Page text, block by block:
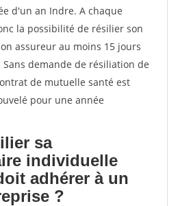
d'un an Indre. A chaque
la possibilité de résilier son
assureur au moins 15 jours
demande de résiliation de
de mutuelle santé est
pour une année
sa
individuelle
adhérer à un
?